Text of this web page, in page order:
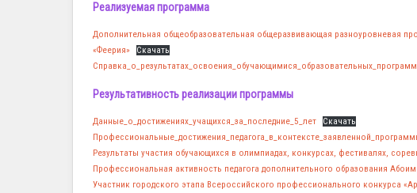
Реализуемая программа
Дополнительная общеобразовательная общеразвивающая разноуровневая
«Феерия»
Скачать
Справка_о_результатах_освоения_обучающимися_образовательных_программ
Результативность реализации программы
Данные_о_достижениях_учащихся_за_последние_5_лет
Скачать
Результаты участия обучающихся в олимпиадах, конкурсах, фестивалях,
Профессиональная активность педагога дополнительного образования
Участник городского этапа Всероссийского профессионального конкурса